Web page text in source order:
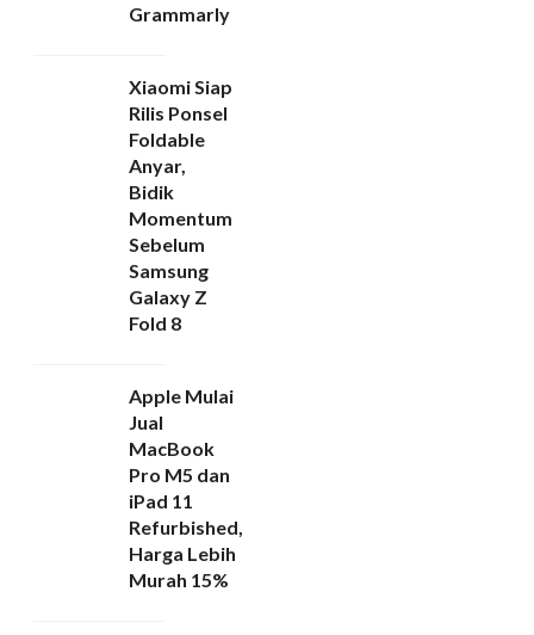
Grammarly
Xiaomi Siap
Rilis Ponsel
Foldable
Anyar,
Bidik
Momentum
Sebelum
Samsung
Galaxy Z
Fold 8
Apple Mulai
Jual
MacBook
Pro M5 dan
iPad 11
Refurbished,
Harga Lebih
Murah 15%